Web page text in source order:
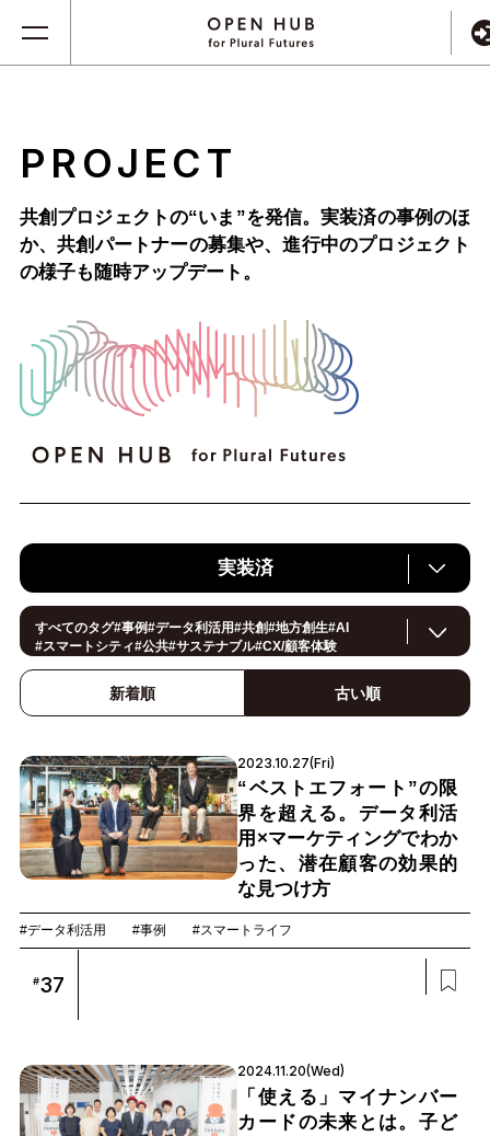
PROJECT
共創プロジェクトの“いま”を発信。実装済の事例のほ
か、共創パートナーの募集や、進行中のプロジェクト
の様子も随時アップデート。
実装済
すべてのタグ#事例#データ利活用#共創#地方創生#AI
#スマートシティ#公共#サステナブル#CX/顧客体験
イノベーション#IoT
スマートファクトリー
#スマートライフ
#Foodtech#デジタルツイン
新着順 古い順
2023.10.27(Fri)
“ベストエフォート”の限
界を超える。データ利活
用×マーケティングでわか
った、潜在顧客の効果的
な見つけ方
#データ利活用 #事例 #スマートライフ
#37
2024.11.20(Wed)
「使える」マイナンバー
カードの未来とは。子ど